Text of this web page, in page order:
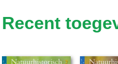
Recent